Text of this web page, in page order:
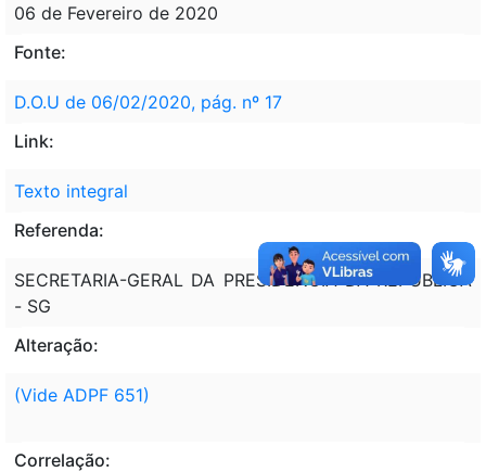
06 de Fevereiro de 2020
Fonte:
D.O.U de 06/02/2020, pág. nº 17
Link:
Texto integral
Referenda:
SECRETARIA-GERAL DA PRESIDÊNCIA DA REPÚBLICA
- SG
Alteração:
(Vide ADPF 651)
Correlação: